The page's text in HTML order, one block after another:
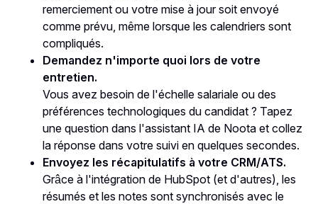
remerciement ou votre mise à jour soit envoyé
comme prévu, même lorsque les calendriers sont
compliqués.
Demandez n'importe quoi lors de votre
entretien.
Vous avez besoin de l'échelle salariale ou des
préférences technologiques du candidat ? Tapez
une question dans l'assistant IA de Noota et collez
la réponse dans votre suivi en quelques secondes.
Envoyez les récapitulatifs à votre CRM/ATS.
Grâce à l'intégration de HubSpot (et d'autres), les
résumés et les notes sont synchronisés avec le